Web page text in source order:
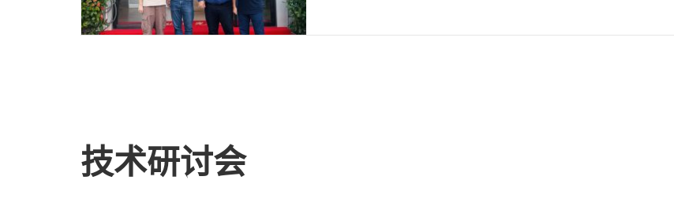
技术研讨会